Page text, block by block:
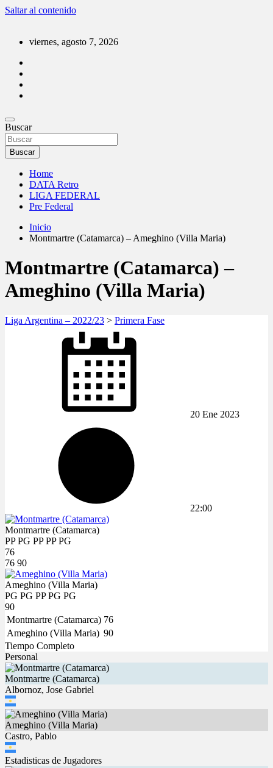
Saltar al contenido
viernes, agosto 7, 2026
DATA Basquet
DATA Basquet
Buscar
Buscar
Home
DATA Retro
LIGA FEDERAL
Pre Federal
Inicio
Montmartre (Catamarca) – Ameghino (Villa Maria)
Montmartre (Catamarca) –
Ameghino (Villa Maria)
Liga Argentina – 2022/23 > Primera Fase
20 Ene 2023
22:00
Montmartre (Catamarca)
PPPG PPPPPG
76
76 90
Ameghino (Villa Maria)
PG PG PPPG PG
90
Montmartre (Catamarca) 76
Ameghino (Villa Maria) 90
Tiempo Completo
Personal
Montmartre (Catamarca)
Albornoz, Jose Gabriel
Ameghino (Villa Maria)
Castro, Pablo
Estadisticas de Jugadores